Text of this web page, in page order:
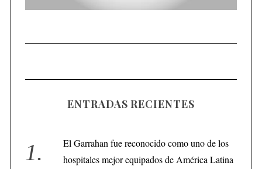
ENTRADAS RECIENTES
El Garrahan fue reconocido como uno de los
hospitales mejor equipados de América Latina